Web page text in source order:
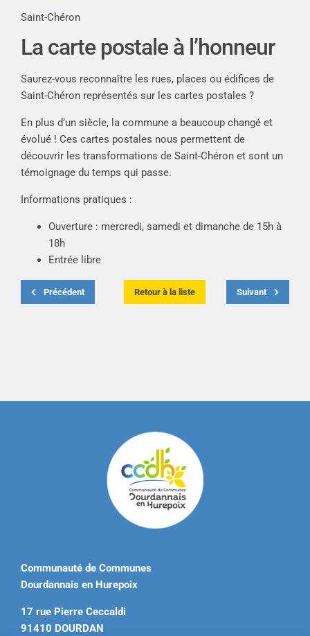
Saint-Chéron
La carte postale à l’honneur
Saurez-vous reconnaître les rues, places ou édifices de
Saint-Chéron représentés sur les cartes postales ?
En plus d’un siècle, la commune a beaucoup changé et
évolué ! Ces cartes postales nous permettent de
découvrir les transformations de Saint-Chéron et sont un
témoignage du temps qui passe.
Informations pratiques :
Ouverture : mercredi, samedi et dimanche de 15h à
18h
Entrée libre
Précédent Retour à la liste Suivant
Communauté de Communes
Dourdannais en Hurepoix
17 rue Pierre Ceccaldi
91410 DOURDAN